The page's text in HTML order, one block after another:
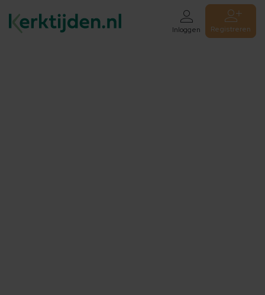
Inloggen Registreren